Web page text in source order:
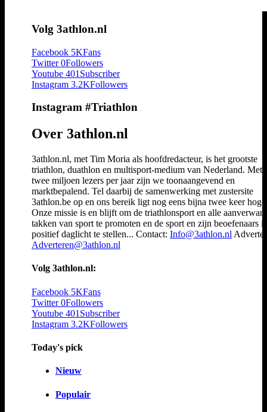
Volg 3athlon.nl
Facebook 5KFans
Twitter 0Followers
Youtube 401 Subscriber
Instagram 3.2KFollowers
Instagram #Triathlon
Over 3athlon.nl
3athlon.nl, met Tim Moria als hoofdredacteur, is het grootste
triathlon, duathlon en multisport-medium van Nederland. Met
twee miljoen lezers per jaar zijn we toonaangevend en
marktbepalend. Tel daarbij de samenwerking met zustersite
3athlon.be op en ons bereik ligt nog eens bijna twee keer
Onze missie is en blijft om de triathlonsport en alle
takken van sport te promoten en de sport en zijn beoefenaars
positief daglicht te stellen... Contact: Info@3athlon.nl
Adverteren@3athlon.nl
Volg 3athlon.nl:
Facebook 5KFans
Twitter 0Followers
Youtube 401 Subscriber
Instagram 3.2KFollowers
Today's pick
Nieuw
Populair